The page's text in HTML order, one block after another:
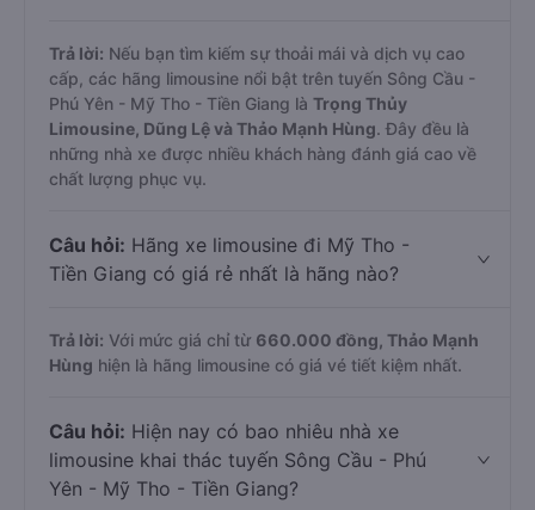
Trả lời: Nếu bạn tìm kiếm sự thoải mái và dịch vụ cao
cấp, các hãng limousine nổi bật trên tuyến Sông Cầu -
Phú Yên - Mỹ Tho - Tiền Giang là Trọng Thủy
Limousine, Dũng Lệ và Thảo Mạnh Hùng. Đây đều là
những nhà xe được nhiều khách hàng đánh giá cao về
chất lượng phục vụ.
Câu hỏi: Hãng xe limousine đi Mỹ Tho -
Tiền Giang có giá rẻ nhất là hãng nào?
Trả lời: Với mức giá chỉ từ 660.000 đồng, Thảo Mạnh
Hùng hiện là hãng limousine có giá vé tiết kiệm nhất.
Câu hỏi: Hiện nay có bao nhiêu nhà xe
limousine khai thác tuyến Sông Cầu - Phú
Yên - Mỹ Tho - Tiền Giang?